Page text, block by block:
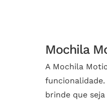
Mochila
A Mochila
brinde que